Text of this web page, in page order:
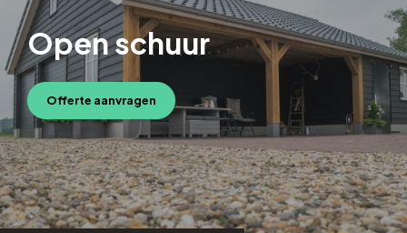
Open schuur
Offerte aanvragen